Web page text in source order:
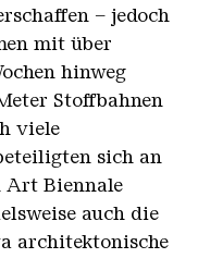
– jedoch
mit über
hinweg
Stoffbahnen
viele
sich an
Art Biennale
auch die
architektonische